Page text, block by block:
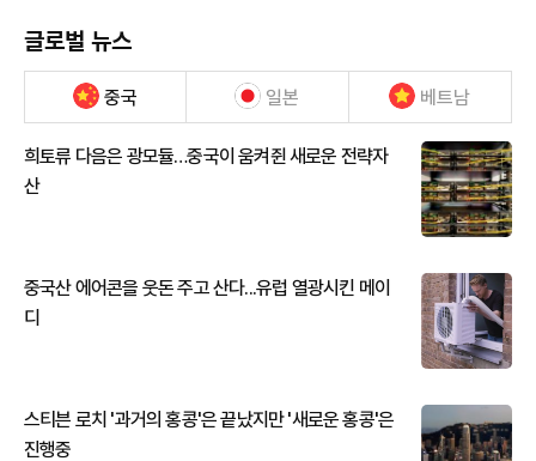
글로벌 뉴스
중국 일본 베트남
희토류 다음은 광모듈…중국이 움켜쥔 새로운 전략자
산
중국산 에어콘을 웃돈 주고 산다...유럽 열광시킨 메이
디
스티븐 로치 '과거의 홍콩'은 끝났지만 '새로운 홍콩'은
진행중